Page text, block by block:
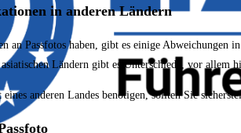
in anderen Ländern
an Passfotos haben, gibt es einige
Ländern gibt es Unterschiede, vor
anderen Landes benötigen, sollten Sie